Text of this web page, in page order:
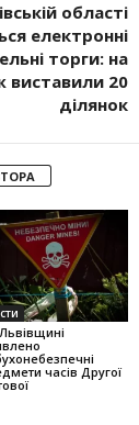
області
електронні
торги: на
виставили 20
ділянок
часів Другої